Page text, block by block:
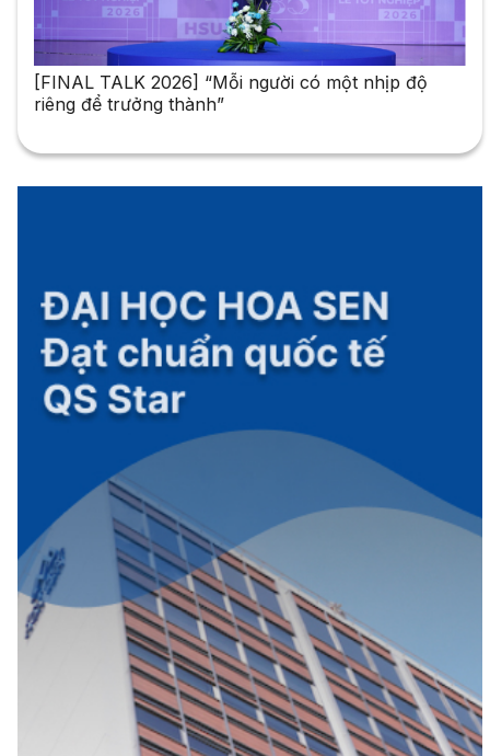
[FINAL TALK 2026] “Mỗi người có một nhịp độ
riêng để trưởng thành”